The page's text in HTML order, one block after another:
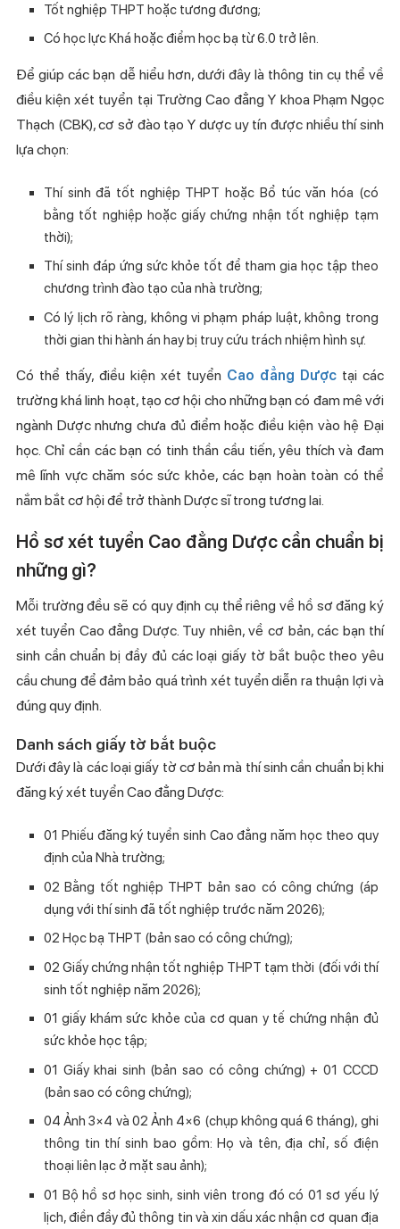
Tốt nghiệp THPT hoặc tương đương;
Có học lực Khá hoặc điểm học bạ từ 6.0 trở lên.
Để giúp các bạn dễ hiểu hơn, dưới đây là thông tin cụ thể về
điều kiện xét tuyển tại Trường Cao đẳng Y khoa Phạm Ngọc
Thạch (CBK), cơ sở đào tạo Y dược uy tín được nhiều thí sinh
lựa chọn:
Thí sinh đã tốt nghiệp THPT hoặc Bổ túc văn hóa (có
bằng tốt nghiệp hoặc giấy chứng nhận tốt nghiệp tạm
thời);
Thí sinh đáp ứng sức khỏe tốt để tham gia học tập theo
chương trình đào tạo của nhà trường;
Có lý lịch rõ ràng, không vi phạm pháp luật, không trong
thời gian thi hành án hay bị truy cứu trách nhiệm hình sự.
Có thể thấy, điều kiện xét tuyển Cao đẳng Dược tại các
trường khá linh hoạt, tạo cơ hội cho những bạn có đam mê với
ngành Dược nhưng chưa đủ điểm hoặc điều kiện vào hệ Đại
học. Chỉ cần các bạn có tinh thần cầu tiến, yêu thích và đam
mê lĩnh vực chăm sóc sức khỏe, các bạn hoàn toàn có thể
nắm bắt cơ hội để trở thành Dược sĩ trong tương lai.
Hồ sơ xét tuyển Cao đẳng Dược cần chuẩn bị
những gì?
Mỗi trường đều sẽ có quy định cụ thể riêng về hồ sơ đăng ký
xét tuyển Cao đẳng Dược. Tuy nhiên, về cơ bản, các bạn thí
sinh cần chuẩn bị đầy đủ các loại giấy tờ bắt buộc theo yêu
cầu chung để đảm bảo quá trình xét tuyển diễn ra thuận lợi và
đúng quy định.
Danh sách giấy tờ bắt buộc
Dưới đây là các loại giấy tờ cơ bản mà thí sinh cần chuẩn bị khi
đăng ký xét tuyển Cao đẳng Dược:
01 Phiếu đăng ký tuyển sinh Cao đẳng năm học theo quy
định của Nhà trường;
02 Bằng tốt nghiệp THPT bản sao có công chứng (áp
dụng với thí sinh đã tốt nghiệp trước năm 2026);
02 Học bạ THPT (bản sao có công chứng);
02 Giấy chứng nhận tốt nghiệp THPT tạm thời (đối với thí
sinh tốt nghiệp năm 2026);
01 giấy khám sức khỏe của cơ quan y tế chứng nhận đủ
sức khỏe học tập;
01 Giấy khai sinh (bản sao có công chứng) + 01 CCCD
(bản sao có công chứng);
04 Ảnh 3×4 và 02 Ảnh 4×6 (chụp không quá 6 tháng), ghi
thông tin thí sinh bao gồm: Họ và tên, địa chỉ, số điện
thoại liên lạc ở mặt sau ảnh);
01 Bộ hồ sơ học sinh, sinh viên trong đó có 01 sơ yếu lý
lịch, điền đầy đủ thông tin và xin dấu xác nhận cơ quan địa